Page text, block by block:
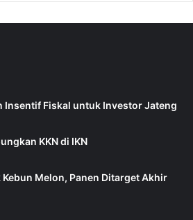
Insentif Fiskal untuk Investor Jateng
KKN di IKN
Kebun Melon, Panen Ditarget Akhir